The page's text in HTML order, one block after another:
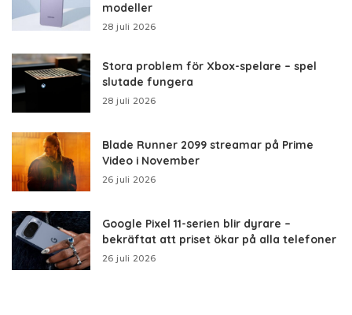
modeller
28 juli 2026
Stora problem för Xbox-spelare – spel
slutade fungera
28 juli 2026
Blade Runner 2099 streamar på Prime
Video i November
26 juli 2026
Google Pixel 11-serien blir dyrare –
bekräftat att priset ökar på alla telefoner
26 juli 2026